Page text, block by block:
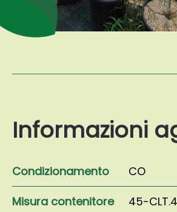
Informazioni
Condizionamento
CO
Misura contenitore
45-